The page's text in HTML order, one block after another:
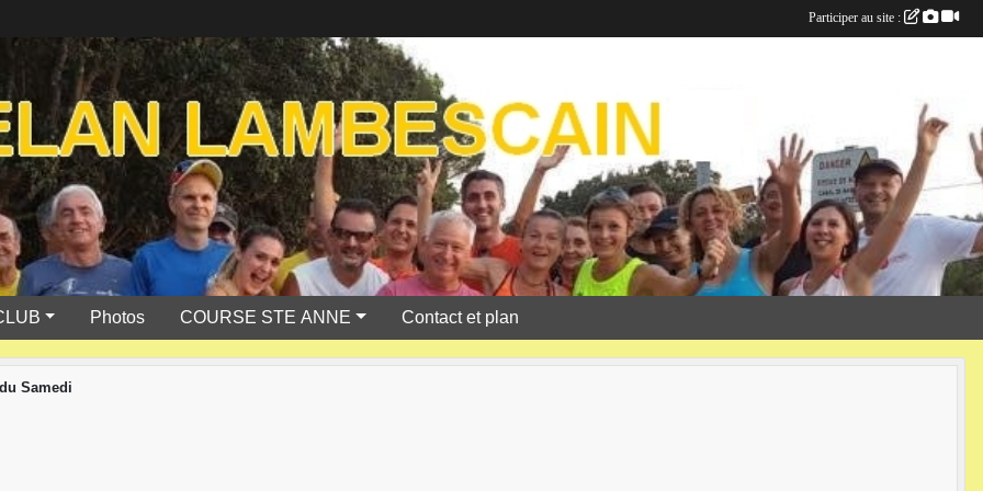
Photos COURSE STE ANNE Contact et plan
Samedi
Participer au site :